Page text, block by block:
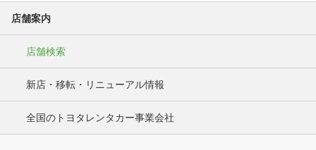
店舗案内
店舗検索
新店・移転・リニューアル情報
全国のトヨタレンタカー事業会社